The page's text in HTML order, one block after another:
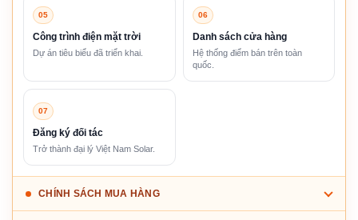
05
Công trình điện mặt trời
Dự án tiêu biểu đã triển khai.
06
Danh sách cửa hàng
Hệ thống điểm bán trên toàn
quốc.
07
Đăng ký đối tác
Trở thành đại lý Việt Nam Solar.
CHÍNH SÁCH MUA HÀNG